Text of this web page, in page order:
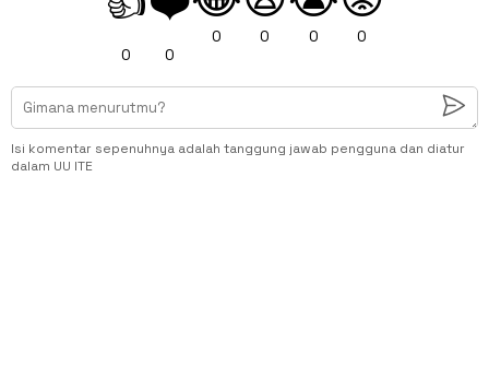
0 0
0 0 0 0
Isi komentar sepenuhnya adalah tanggung jawab pengguna dan diatur
dalam UU ITE